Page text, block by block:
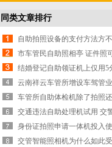
同类文章排行
自助拍照设备的支付方法方
市车管民自助照相亭 证件照
满意为止
结婚登记自助领证机上仅用5
了结婚证
云南祥云车管所增设车驾管
务终端机
车管所自助体检机除了拍照
能？
交通违法自助处理机试用 交
贴提示单
身份证拍照申请一体机投入
民更高效
交管智能照相机为什么如此受欢